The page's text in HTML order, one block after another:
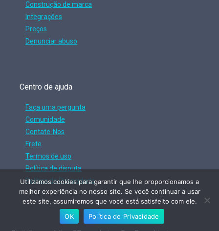
Construção de marca
Integrações
Preços
Denunciar abuso
Centro de ajuda
Faça uma pergunta
Comunidade
Contate-Nos
Frete
Termos de uso
Política de disputa
Política de Privacidade
Utilizamos cookies para garantir que lhe proporcionamos a
melhor experiência no nosso site. Se você continuar a usar
este site, assumiremos que você está satisfeito com ele.
OK
Política de Privacidade